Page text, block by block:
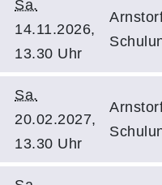
Sa.
14.11.2026,
13.30 Uhr
Sa.
20.02.2027,
13.30 Uhr